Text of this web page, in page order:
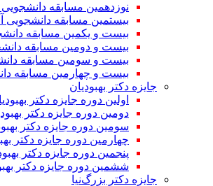
نوزدهمین مسابقه دانشجویی
بیستمین مسابقه دانشجویی
بیست و یکمین مسابقه
بیست و دومین مسابقه
بیست و سومین مسابقه
بیست و چهارمین مسابقه
جایزه دکتر بهبودیان
اولین دوره جایزه دکتر
دومین دوره جایزه دکتر
سومین دوره جایزه دکتر
چهارمین دوره جایزه دکتر
پنجمین دوره جایزه دکتر
ششمین دوره جایزه دکتر
جایزه دکتر بزرگ‌نیا